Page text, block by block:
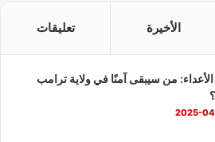
ا
ب
الأخيرة تعليقات
الأعداء: من سيبقى آمنًا في ولاية ترامب
2025-